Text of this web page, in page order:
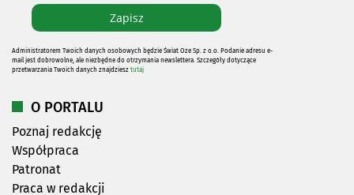
Administratorem Twoich danych osobowych będzie Świat Oze Sp. z o.o. Podanie adresu e-
mail jest dobrowolne, ale niezbędne do otrzymania newslettera. Szczegóły dotyczące
przetwarzania Twoich danych znajdziesz tutaj
O PORTALU
Poznaj redakcję
Współpraca
Patronat
Praca w redakcji